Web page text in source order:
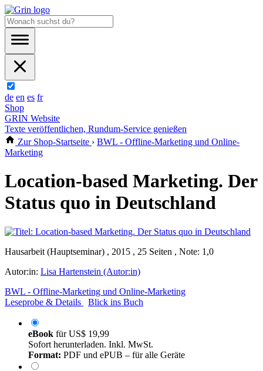
de en es fr
Shop
GRIN Website
Texte veröffentlichen, Rundum-Service genießen
Zur Shop-Startseite › BWL - Offline-Marketing und Online-
Marketing
Location-based Marketing. Der
Status quo in Deutschland
Hausarbeit (Hauptseminar) , 2015 , 25 Seiten , Note: 1,0
Autor:in: Lisa Hartenstein (Autor:in)
BWL - Offline-Marketing und Online-Marketing
Leseprobe & Details
Blick ins Buch
eBook fürUS$ 19,99
Sofort herunterladen. Inkl. MwSt.
Format: PDF und ePUB – für alle Geräte